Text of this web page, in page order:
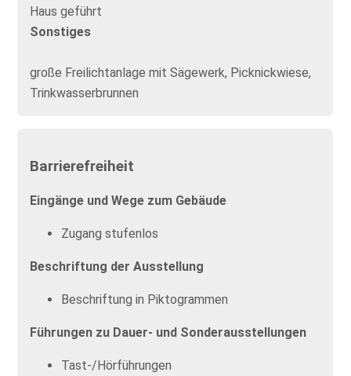
Haus geführt
Sonstiges
große Freilichtanlage mit Sägewerk, Picknickwiese,
Trinkwasserbrunnen
Barrierefreiheit
Eingänge und Wege zum Gebäude
Zugang stufenlos
Beschriftung der Ausstellung
Beschriftung in Piktogrammen
Führungen zu Dauer- und Sonderausstellungen
Tast-/Hörführungen